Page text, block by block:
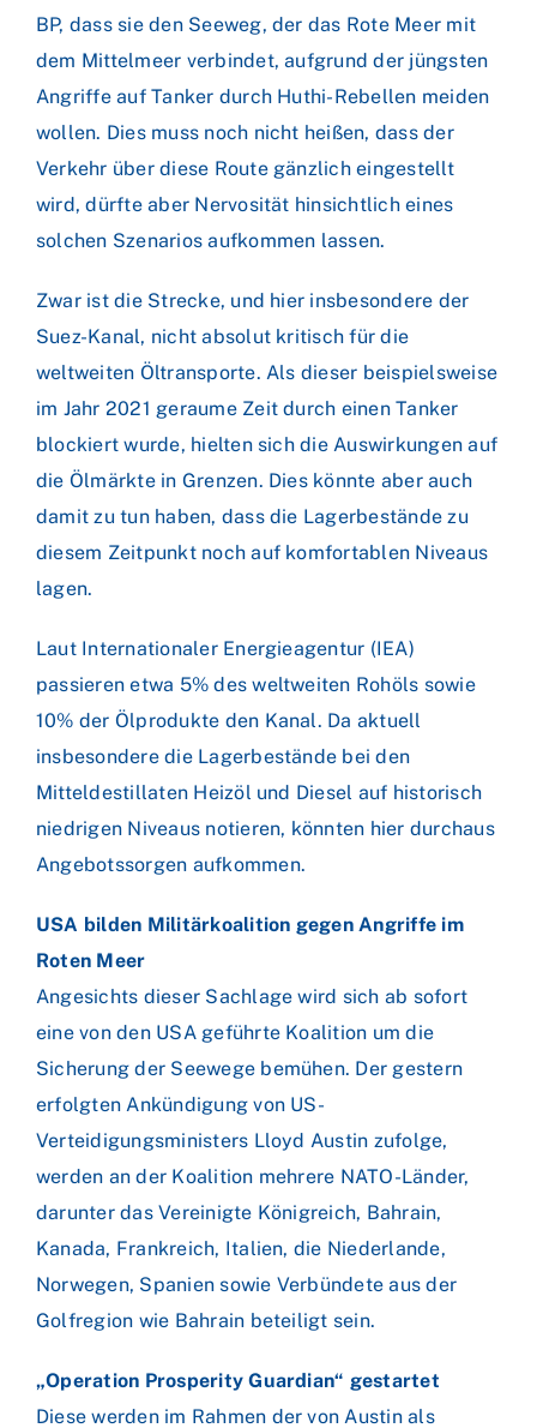
BP, dass sie den Seeweg, der das Rote Meer mit
dem Mittelmeer verbindet, aufgrund der jüngsten
Angriffe auf Tanker durch Huthi-Rebellen meiden
wollen. Dies muss noch nicht heißen, dass der
Verkehr über diese Route gänzlich eingestellt
wird, dürfte aber Nervosität hinsichtlich eines
solchen Szenarios aufkommen lassen.
Zwar ist die Strecke, und hier insbesondere der
Suez-Kanal, nicht absolut kritisch für die
weltweiten Öltransporte. Als dieser beispielsweise
im Jahr 2021 geraume Zeit durch einen Tanker
blockiert wurde, hielten sich die Auswirkungen auf
die Ölmärkte in Grenzen. Dies könnte aber auch
damit zu tun haben, dass die Lagerbestände zu
diesem Zeitpunkt noch auf komfortablen Niveaus
lagen.
Laut Internationaler Energieagentur (IEA)
passieren etwa 5% des weltweiten Rohöls sowie
10% der Ölprodukte den Kanal. Da aktuell
insbesondere die Lagerbestände bei den
Mitteldestillaten Heizöl und Diesel auf historisch
niedrigen Niveaus notieren, könnten hier durchaus
Angebotssorgen aufkommen.
USA bilden Militärkoalition gegen Angriffe im
Roten Meer
Angesichts dieser Sachlage wird sich ab sofort
eine von den USA geführte Koalition um die
Sicherung der Seewege bemühen. Der gestern
erfolgten Ankündigung von US-
Verteidigungsministers Lloyd Austin zufolge,
werden an der Koalition mehrere NATO-Länder,
darunter das Vereinigte Königreich, Bahrain,
Kanada, Frankreich, Italien, die Niederlande,
Norwegen, Spanien sowie Verbündete aus der
Golfregion wie Bahrain beteiligt sein.
„Operation Prosperity Guardian“ gestartet
Diese werden im Rahmen der von Austin als